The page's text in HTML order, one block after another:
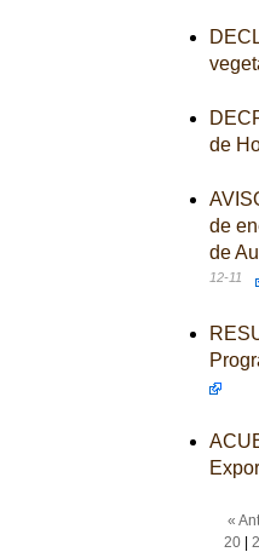
de
de
de
12-11
«
20|